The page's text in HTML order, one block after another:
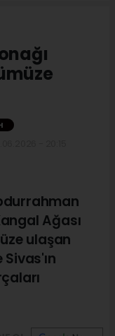
Ağası
ulaşan